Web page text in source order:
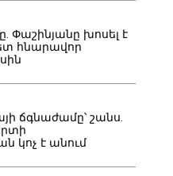
Փաշինյանը խոսել է
հնարավոր
ճգնաժամը՝ շանս.
կոչ է անում